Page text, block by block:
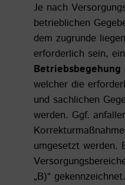
Je nach
betrieblichen
dem zugrunde
erforderlich sein,
Betriebsbegehung
welcher die
und sachlichen
werden. Ggf.
umgesetzt werden.
„B)“ gekennzeichnet.